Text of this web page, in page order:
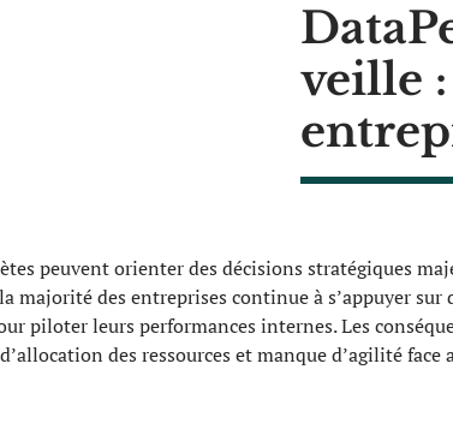
veille
peuvent orienter des décisions stratégiques
majorité des entreprises continue à s’appuyer sur
piloter leurs performances internes. Les
des ressources et manque d’agilité